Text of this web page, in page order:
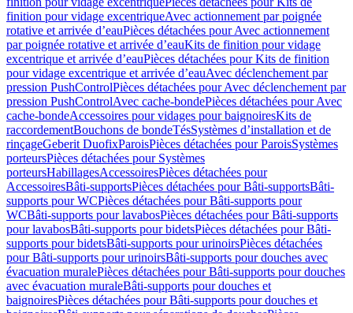
finition pour vidage excentriqueAvec actionnement par poignée
rotative et arrivée d’eauPièces détachées pour Avec actionnement
par poignée rotative et arrivée d’eauKits de finition pour vidage
excentrique et arrivée d’eauPièces détachées pour Kits de finition
pour vidage excentrique et arrivée d’eauAvec déclenchement par
pression PushControlPièces détachées pour Avec déclenchement par
pression PushControlAvec cache-bondePièces détachées pour Avec
cache-bondeAccessoires pour vidages pour baignoiresKits de
raccordementBouchons de bondeTésSystèmes d’installation et de
rinçageGeberit DuofixParoisPièces détachées pour ParoisSystèmes
porteursPièces détachées pour Systèmes
porteursHabillagesAccessoiresPièces détachées pour
AccessoiresBâti-supportsPièces détachées pour Bâti-supportsBâti-
supports pour WCPièces détachées pour Bâti-supports pour
WCBâti-supports pour lavabosPièces détachées pour Bâti-supports
pour lavabosBâti-supports pour bidetsPièces détachées pour Bâti-
supports pour bidetsBâti-supports pour urinoirsPièces détachées
pour Bâti-supports pour urinoirsBâti-supports pour douches avec
évacuation muralePièces détachées pour Bâti-supports pour douches
avec évacuation muraleBâti-supports pour douches et
baignoiresPièces détachées pour Bâti-supports pour douches et